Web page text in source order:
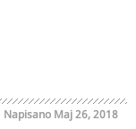
Napisano Maj 26, 2018